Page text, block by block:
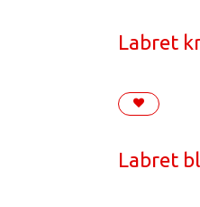
Labret
Labret